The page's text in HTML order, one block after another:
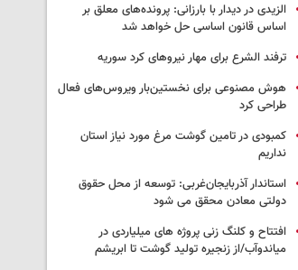
الزیدی در دیدار با بارزانی: پرونده‌های معلق بر
اساس قانون اساسی حل خواهد شد
ترفند الشرع برای مهار نیروهای کرد سوریه
هوش مصنوعی برای نخستین‌بار ویروس‌های فعال
طراحی کرد
کمبودی در تامین گوشت مرغ مورد نیاز استان
نداریم
استاندار آذربایجان‌غربی: توسعه از محل حقوق
دولتی معادن محقق می شود
افتتاح و کلنگ زنی پروژه های میلیاردی در
میاندوآب/از زنجیره تولید گوشت تا ابریشم